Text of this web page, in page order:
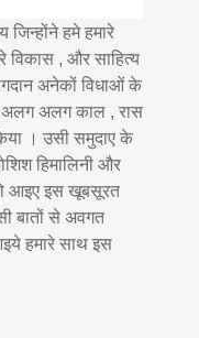
जिन्होंने हमे हमारे
विकास , और साहित्य
अनेकों विधाओं के
अलग अलग काल , रास
। उसी समुदाए के
हिमालिनी और
आइए इस खूबसूरत
बातों से अवगत
हमारे साथ इस